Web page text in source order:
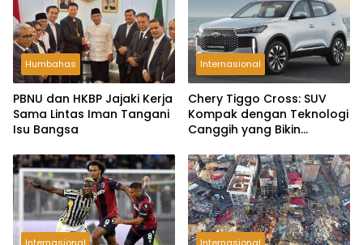
Humbahas
PBNU dan HKBP Jajaki Kerja
Sama Lintas Iman Tangani
Isu Bangsa
Internasional
Chery Tiggo Cross: SUV
Kompak dengan Teknologi
Canggih yang Bikin